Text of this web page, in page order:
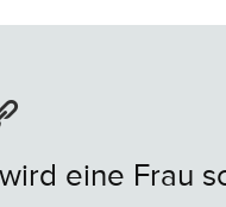
eine Frau